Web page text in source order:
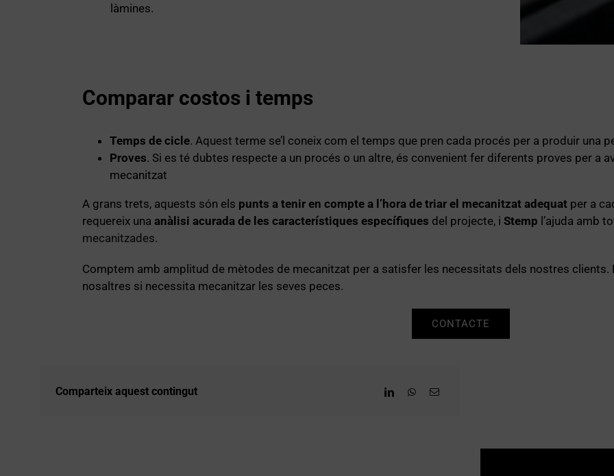
làmines.
Comparar costos i temps
Temps de cicle. Aquest terme se’l coneix com el temps que pren cada procés per a produir una
Proves. Si es té dubtes respecte a un procés o un altre, és convenient fer diferents proves per a
mecanitzat
A grans trets, aquests són els punts a tenir en compte a l’hora de triar el mecanitzat adequatper a
requereix una anàlisi acurada de les característiques específiques del projecte, i Stemp l’ajuda amb
mecanitzades.
Comptem amb amplitud de mètodes de mecanitzat per a satisfer les necessitats dels nostres
nosaltres si necessita mecanitzar les seves peces.
CONTACTE
Comparteix aquest contingut